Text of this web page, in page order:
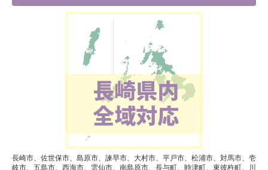
長崎市、佐世保市、島原市、諫早市、大村市、平戸市、松浦市、対馬市、壱
岐市、五島市、西海市、雲仙市、南島原市、長与町、時津町、東彼杵町、川